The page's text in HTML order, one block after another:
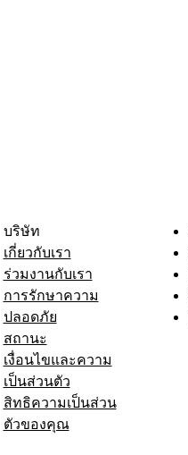
บริษัท
เกี่ยวกับเรา
ร่วมงานกับเรา
การรักษาความ
ปลอดภัย
สถานะ
เงื่อนไขและความ
เป็นส่วนตัว
สิทธิความเป็นส่วน
ตัวของคุณ